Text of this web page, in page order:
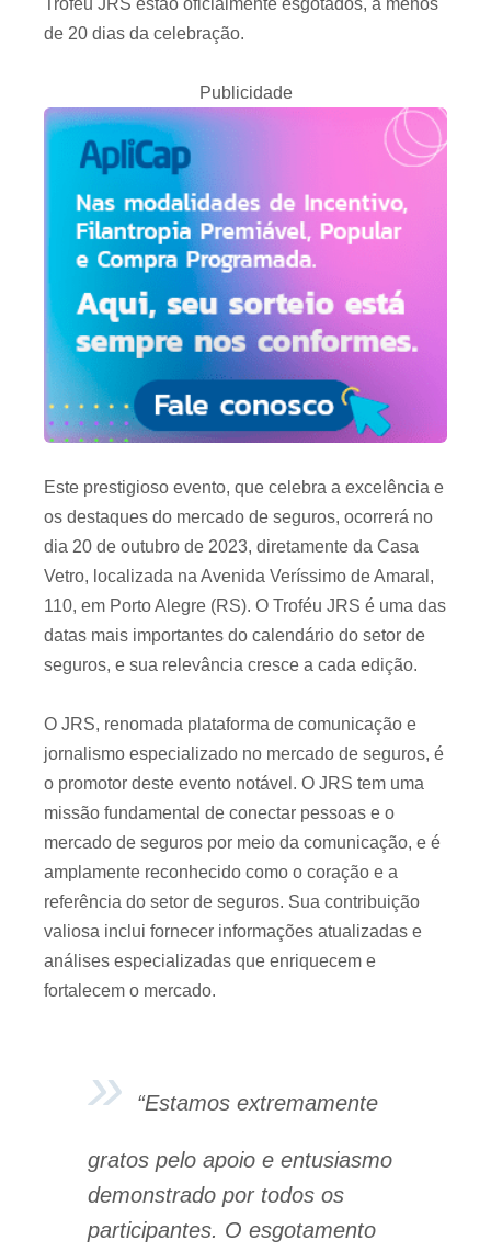
de 20 dias da celebração.
Publicidade
Este prestigioso evento, que celebra a excelência e
os destaques do mercado de seguros, ocorrerá no
dia 20 de outubro de 2023, diretamente da Casa
Vetro, localizada na Avenida Veríssimo de Amaral,
110, em Porto Alegre (RS). O Troféu JRS é uma das
datas mais importantes do calendário do setor de
seguros, e sua relevância cresce a cada edição.
O JRS, renomada plataforma de comunicação e
jornalismo especializado no mercado de seguros, é
o promotor deste evento notável. O JRS tem uma
missão fundamental de conectar pessoas e o
mercado de seguros por meio da comunicação, e é
amplamente reconhecido como o coração e a
referência do setor de seguros. Sua contribuição
valiosa inclui fornecer informações atualizadas e
análises especializadas que enriquecem e
fortalecem o mercado.
“Estamos extremamente
gratos pelo apoio e entusiasmo
demonstrado por todos os
participantes. O esgotamento